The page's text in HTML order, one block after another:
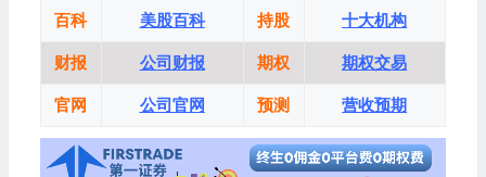
百科 美股百科 持股 十大机构
财报 公司财报 期权 期权交易
官网 公司官网 预测 营收预期